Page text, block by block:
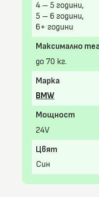
4 – 5 години,
5 – 6 години,
6+ години
Максимално
до 70 кг.
Марка
BMW
Мощност
24V
Цвят
Син